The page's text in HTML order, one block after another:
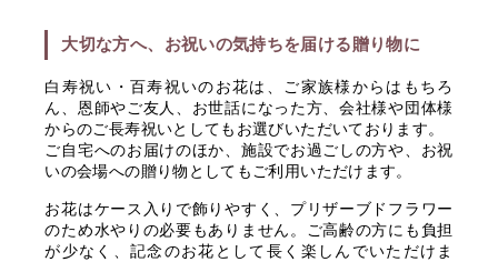
大切な方へ、お祝いの気持ちを届ける贈り物に
白寿祝い・百寿祝いのお花は、ご家族様からはもちろ
ん、恩師やご友人、お世話になった方、会社様や団体様
からのご長寿祝いとしてもお選びいただいております。
ご自宅へのお届けのほか、施設でお過ごしの方や、お祝
いの会場への贈り物としてもご利用いただけます。
お花はケース入りで飾りやすく、プリザーブドフラワー
のため水やりの必要もありません。ご高齢の方にも負担
が少なく、記念のお花として長く楽しんでいただけま